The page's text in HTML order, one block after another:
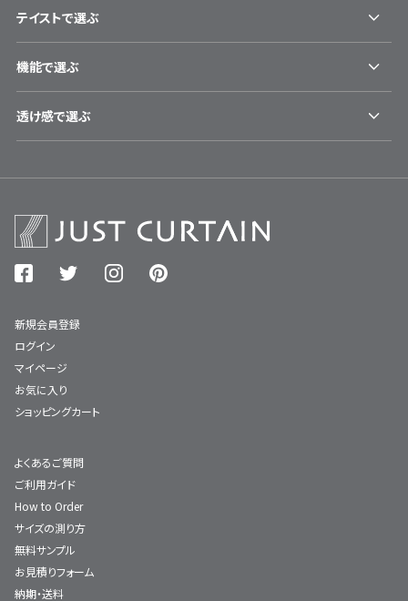
テイストで選ぶ
機能で選ぶ
透け感で選ぶ
新規会員登録
ログイン
マイページ
お気に入り
ショッピングカート
よくあるご質問
ご利用ガイド
How to Order
サイズの測り方
無料サンプル
お見積りフォーム
納期・送料